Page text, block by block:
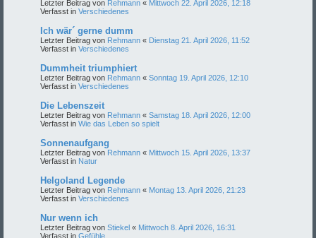
Letzter Beitrag von Rehmann « Mittwoch 22. April 2026, 12:18
Verfasst in Verschiedenes
Ich wär´ gerne dumm
Letzter Beitrag von Rehmann « Dienstag 21. April 2026, 11:52
Verfasst in Verschiedenes
Dummheit triumphiert
Letzter Beitrag von Rehmann « Sonntag 19. April 2026, 12:10
Verfasst in Verschiedenes
Die Lebenszeit
Letzter Beitrag von Rehmann « Samstag 18. April 2026, 12:00
Verfasst in Wie das Leben so spielt
Sonnenaufgang
Letzter Beitrag von Rehmann « Mittwoch 15. April 2026, 13:37
Verfasst in Natur
Helgoland Legende
Letzter Beitrag von Rehmann « Montag 13. April 2026, 21:23
Verfasst in Verschiedenes
Nur wenn ich
Letzter Beitrag von Stiekel « Mittwoch 8. April 2026, 16:31
Verfasst in Gefühle